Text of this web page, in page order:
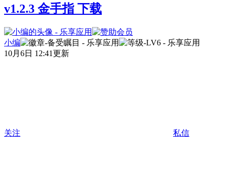
v1.2.3 金手指 下载
小编
10月6日 12:41更新
关注 私信